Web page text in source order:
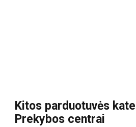
Kitos parduotuvės
Prekybos centrai